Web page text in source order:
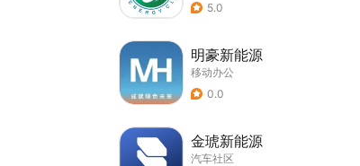
5.0
明豪新能源
移动办公
0.0
金琥新能源
汽车社区